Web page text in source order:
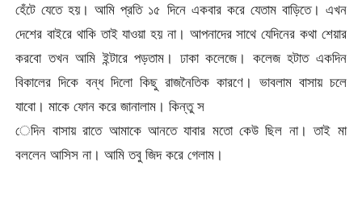
হেঁটে যেতে হয়। আমি প্রতি ১৫ দিনে একবার করে যেতাম বাড়িতে। এখন
দেশের বাইরে থাকি তাই যাওয়া হয় না। আপনাদের সাথে যেদিনের কথা শেয়ার
করবো তখন আমি ইন্টারে পড়তাম। ঢাকা কলেজে। কলেজ হটাত একদিন
বিকালের দিকে বন্ধ দিলো কিছু রাজনৈতিক কারণে। ভাবলাম বাসায় চলে
যাবো। মাকে ফোন করে জানালাম। কিন্তু স
েদিন বাসায় রাতে আমাকে আনতে যাবার মতো কেউ ছিল না। তাই মা
বললেন আসিস না। আমি তবু জিদ করে গেলাম।